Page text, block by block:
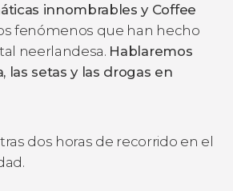
innombrables y Coffee
fenómenos que han hecho
neerlandesa. Hablaremos
las setas y las drogas en
dos horas de recorrido en el